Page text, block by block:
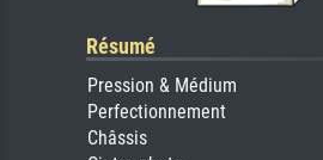
Résumé
Pression & Médium
Perfectionnement
Châssis